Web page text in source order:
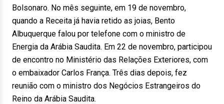
Bolsonaro. No mês seguinte, em 19 de novembro,
quando a Receita já havia retido as joias, Bento
Albuquerque falou por telefone com o ministro de
Energia da Arábia Saudita. Em 22 de novembro, participou
de encontro no Ministério das Relações Exteriores, com
o embaixador Carlos França. Três dias depois, fez
reunião com o ministro dos Negócios Estrangeiros do
Reino da Arábia Saudita.